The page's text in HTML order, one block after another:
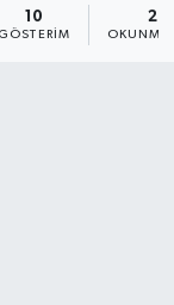
10
GÖSTERIM
2
OKUNMA